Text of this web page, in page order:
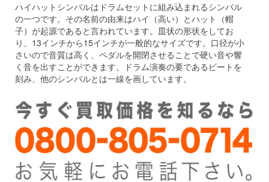
ハイハットシンバルはドラムセットに組み込まれるシンバル
の一つです。その名前の由来はハイ（高い）とハット（帽
子）が起源であると言われています。皿状の形状をしてお
り、13インチから15インチが一般的なサイズです。口径が小
さいので音質は高く、ペダルを開閉させることで硬い音や響
く音を出すことができます。ドラム演奏の要であるビートを
刻み、他のシンバルとは一線を画しています。